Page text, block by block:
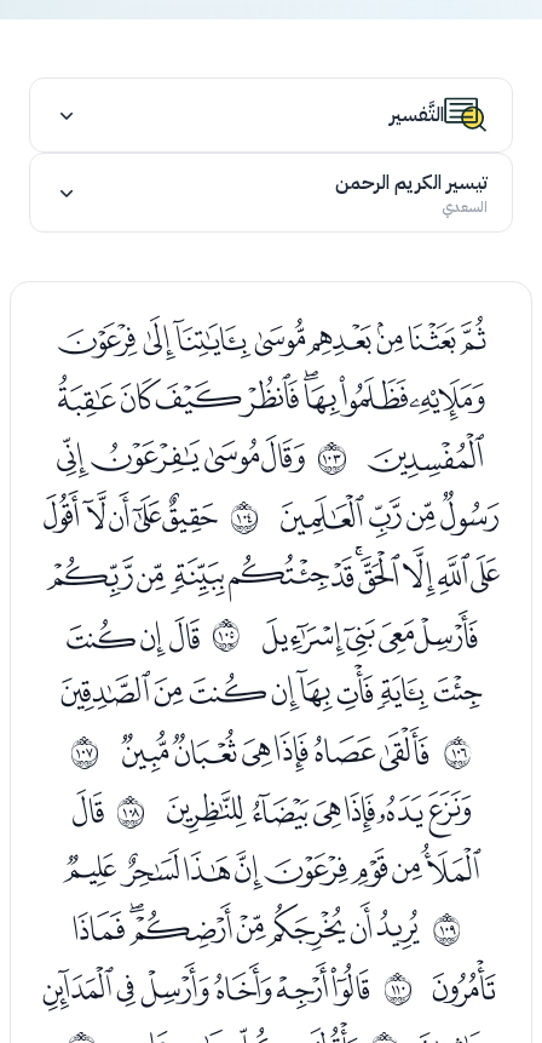
التَّفسير
تيسير الكريم الرحمن
السعدي
ﯟﯠﯡﯢﯣﯤﯥﯦ
ﯧﯨﯩﯪﯫﯬﯭﯮ
ﯯ ﱦ ﯱﯲﯳﯴ
ﯵﯶﯷﯸ ﱧ ﭑﭒﭓﭔﭕ
ﭖﭗﭘﭙﭚﭛﭜﭝﭞﭟ
ﭠﭡﭢﭣ ﱨ ﭥﭦﭧ
ﭨﭩﭪﭫﭬﭭﭮﭯ
ﱩ ﭱﭲﭳﭴﭵﭶ ﱪ
ﭸﭹﭺﭻﭼﭽ ﱫ ﭿ
ﮀﮁﮂﮃﮄﮅﮆﮇ
ﱬ ﮉﮊﮋﮌﮍﮎﮏ
ﮐ ﱭ ﮒﮓﮔﮕﮖﮗ